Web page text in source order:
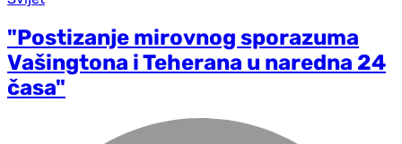
"Postizanje mirovnog sporazuma
Vašingtona i Teherana u naredna 24
časa"